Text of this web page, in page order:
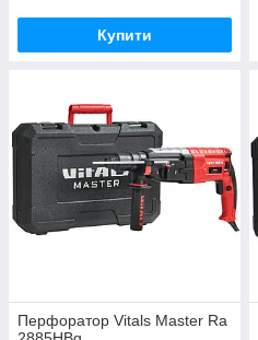
Купити
Перфоратор Vitals Master Ra